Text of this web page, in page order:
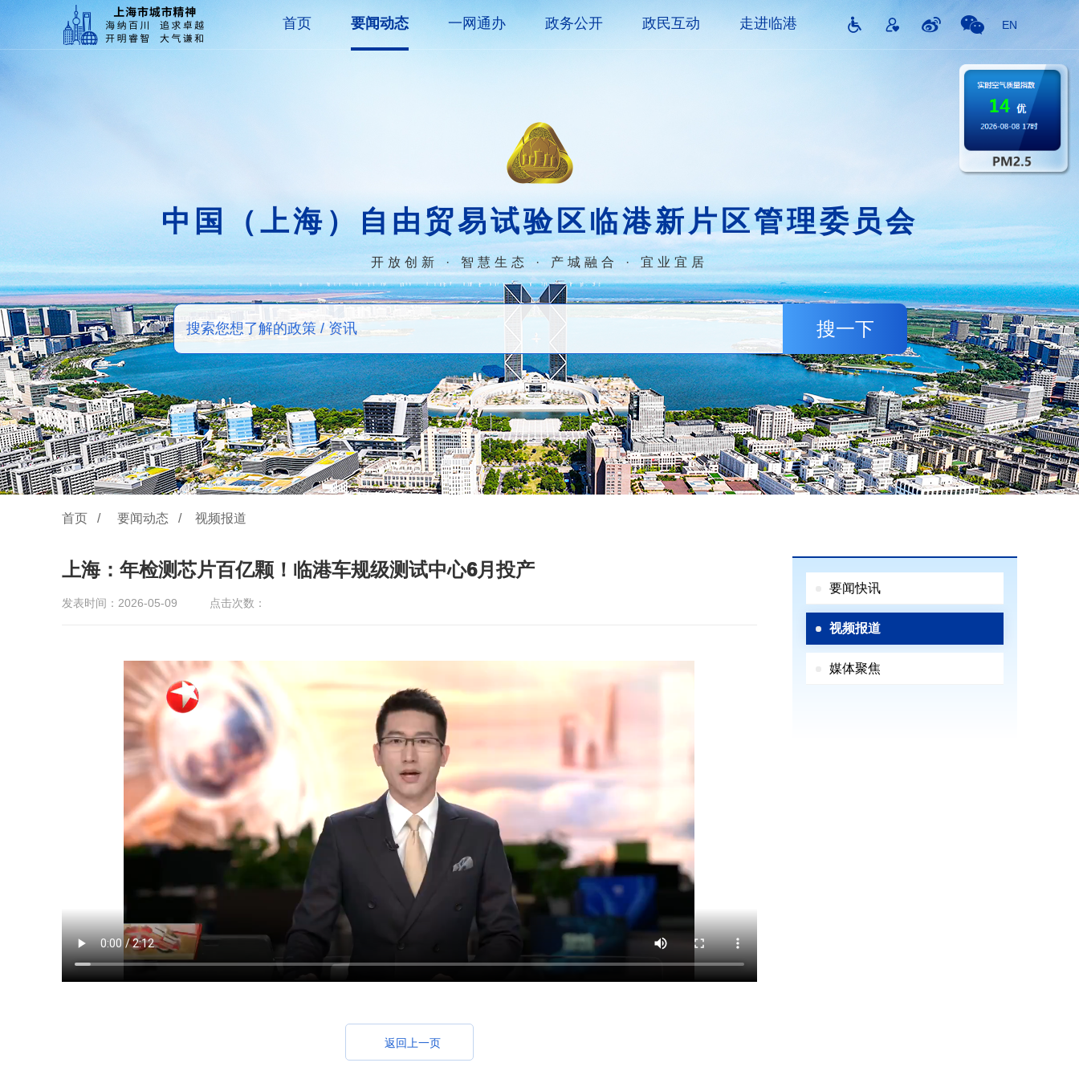
首页 要闻动态 一网通办 政务公开 政民互动 走进临港 EN
中国（上海）自由贸易试验区临港新片区管理委员会
开放创新 · 智慧生态 · 产城融合 · 宜业宜居
首页 / 要闻动态 / 视频报道
要闻快讯
视频报道
媒体聚焦
上海：年检测芯片百亿颗！临港车规级测试中心6月投产
发表时间：2026-05-09 点击次数：
返回上一页